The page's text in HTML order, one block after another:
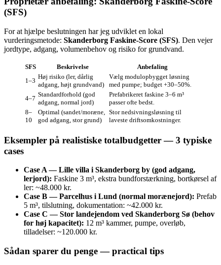
(SFS)
For at hjælpe beslutningen har jeg udviklet en lokal
vurderingsmetode: Skanderborg Faskine‑Score (SFS). Den vejer
jordtype, adgang, volumenbehov og risiko for grundvand.
SFS Beskrivelse
Anbefaling
1–3
Høj risiko (ler, dårlig
adgang, højt grundvand)
Vælg modulopbygget løsning
med pumpe; budget +30–50%.
4–7
Standardforhold (god
adgang, normal jord)
Prefabrikeret faskine 3–6 m³
passer ofte bedst.
8–
10
Optimal (sandet/moræne,
god adgang, stor grund)
Stor nedsivningsløsning til
laveste driftsomkostninger.
Eksempler på realistiske totalbudgetter — 3 typiske
cases
Case A — Lille villa i Skanderborg by (god adgang,
lerjord): Faskine 3 m³, ekstra bundforstærkning, bortkørsel af
ler: ~48.000 kr.
Case B — Parcelhus i Lund (normal morænejord): Prefab
5 m³, tilslutning, dokumentation: ~42.000 kr.
Case C — Stor landejendom ved Skanderborg Sø (behov
for høj kapacitet): 12 m³ kammer, pumpe, overløb,
tilladelser: ~120.000 kr.
Sådan sparer du penge — practical tips